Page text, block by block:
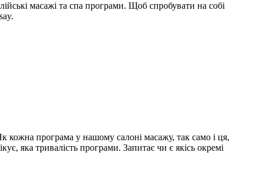
масажі та спа програми. Щоб спробувати на собі
кожна програма у нашому салоні масажу, так само і ця,
яка тривалість програми. Запитає чи є якісь окремі